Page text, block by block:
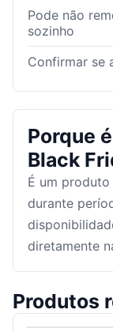
Pode não
sozinho
Confirmar se
Porque
Black
É um
durante
diretamente
Produtos